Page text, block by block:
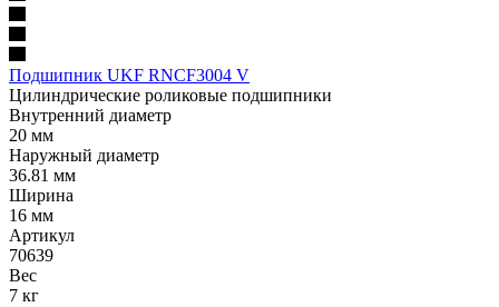
Подшипник UKF RNCF3004 V
Цилиндрические роликовые подшипники
Внутренний диаметр
20 мм
Наружный диаметр
36.81 мм
Ширина
16 мм
Артикул
70639
Вес
7 кг